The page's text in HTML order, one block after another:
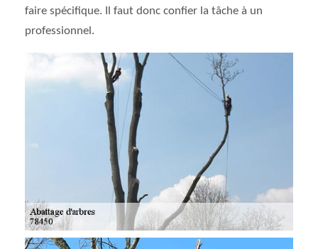
faire spécifique. Il faut donc confier la tâche à un
professionnel.